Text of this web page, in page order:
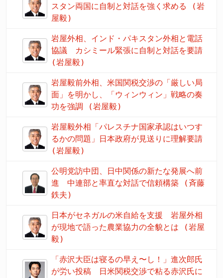
スタン両国に自制と対話を強く求める (岩
屋毅)
岩屋外相、インド・パキスタン外相と電話
協議 カシミール緊張に自制と対話を要請
(岩屋毅)
岩屋毅前外相、米国関税交渉の「厳しい局
面」を明かし、「ウィンウィン」戦略の奏
功を強調 (岩屋毅)
岩屋毅外相「パレスチナ国家承認はいつす
るかの問題」日本政府が見送りに理解要請
(岩屋毅)
公明党訪中団、日中関係の新たな発展へ前
進 中連部と率直な対話で信頼構築 (斉藤
鉄夫)
日本がセネガルの米自給を支援 岩屋外相
が現地で語った農業協力の全貌とは (岩屋
毅)
「赤沢大臣は寝るの早え〜し！」進次郎氏
が労い投稿 日米関税交渉で粘る赤沢氏に